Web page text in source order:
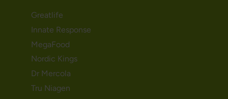
Greatlife
Innate Response
MegaFood
Nordic Kings
Dr Mercola
Tru Niagen